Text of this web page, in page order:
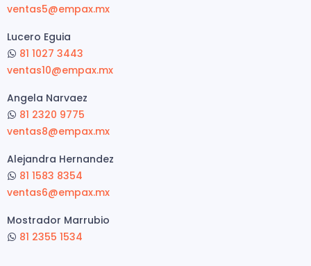
ventas5@empax.mx
Lucero Eguia
81 1027 3443
ventas10@empax.mx
Angela Narvaez
81 2320 9775
ventas8@empax.mx
Alejandra Hernandez
81 1583 8354
ventas6@empax.mx
Mostrador Marrubio
81 2355 1534